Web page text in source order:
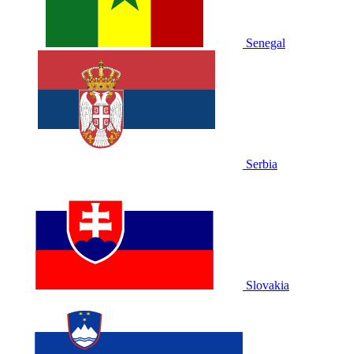
Senegal
Serbia
Slovakia